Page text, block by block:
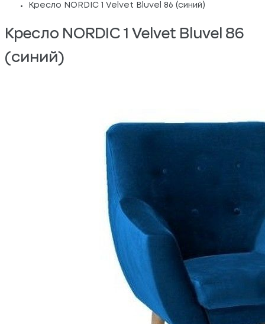
Кресло NORDIC 1 Velvet Bluvel 86 (синий)
Кресло NORDIC 1 Velvet Bluvel 86
(синий)